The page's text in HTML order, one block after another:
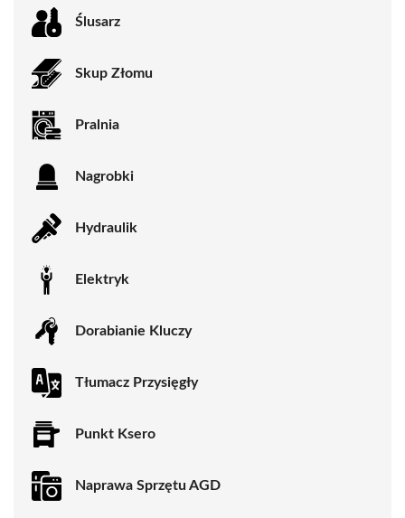
Ślusarz
Skup Złomu
Pralnia
Nagrobki
Hydraulik
Elektryk
Dorabianie Kluczy
Tłumacz Przysięgły
Punkt Ksero
Naprawa Sprzętu AGD